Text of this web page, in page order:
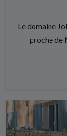
Le domaine
proche de